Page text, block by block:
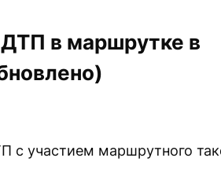
в маршрутке в
с участием маршрутного